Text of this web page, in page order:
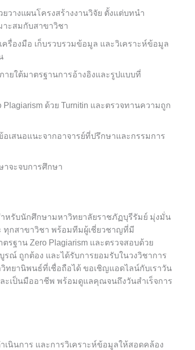
วางแผนโครงสร้างงานวิจัย ตั้งแต่บทนำ
าะสมกับสาขาวิชา
ครื่องมือ เก็บรวบรวมข้อมูล และวิเคราะห์ข้อมูล
ายใต้มาตรฐานการอ้างอิงและรูปแบบที่
Plagiarism ด้วย Turnitin และตรวจทานความถูก
เสนอแนะจากอาจารย์ที่ปรึกษาและกรรมการ
จะจบการศึกษา
ำหรับนักศึกษามหาวิทยาลัยราชภัฏบุรีรัมย์ มุ่งมั่น
กสาขาวิชา พร้อมทีมผู้เชี่ยวชาญที่มี
ฐาน Zero Plagiarism และตรวจสอบด้วย
ณ์ ถูกต้อง และได้รับการยอมรับในวงวิชาการ
ยานิพนธ์ที่เชื่อถือได้ ขอเชิญแอดไลน์กับเราวัน
ะเป็นมืออาชีพ พร้อมดูแลคุณจนถึงวันสำเร็จการ
นินการ และการวิเคราะห์ข้อมูลให้สอดคล้อง